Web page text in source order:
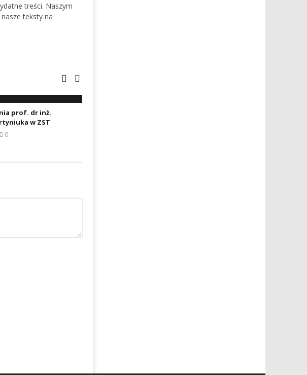
treści. Naszym
teksty na
prof. dr inż.
w ZST
0